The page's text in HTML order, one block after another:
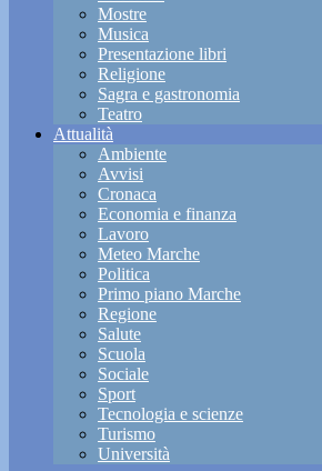
Mostre
Musica
Presentazione libri
Religione
Sagra e gastronomia
Teatro
Attualità
Ambiente
Avvisi
Cronaca
Economia e finanza
Lavoro
Meteo Marche
Politica
Primo piano Marche
Regione
Salute
Scuola
Sociale
Sport
Tecnologia e scienze
Turismo
Università